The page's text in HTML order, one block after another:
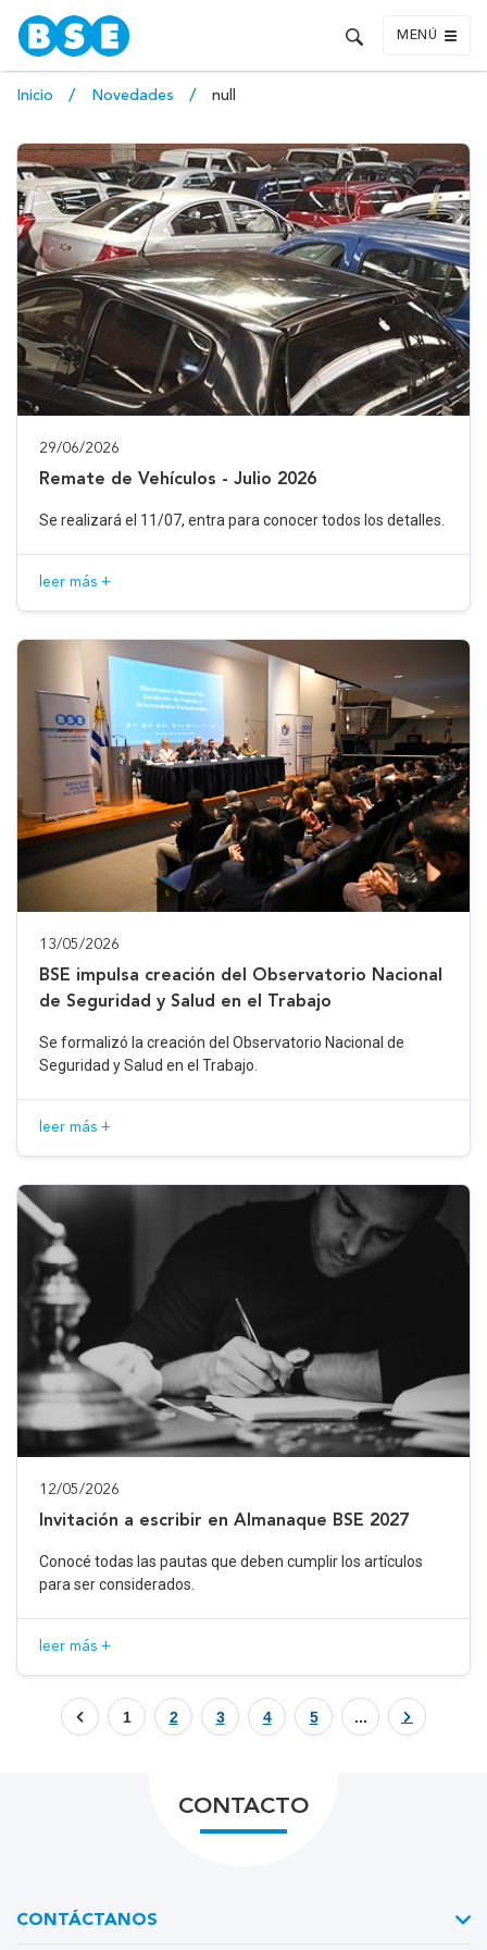
MENÚ
Inicio Novedades null
29/06/2026
Remate de Vehículos - Julio 2026
Se realizará el 11/07, entra para conocer todos los detalles.
leer más +
13/05/2026
BSE impulsa creación del Observatorio Nacional
de Seguridad y Salud en el Trabajo
Se formalizó la creación del Observatorio Nacional de
Seguridad y Salud en el Trabajo.
leer más +
12/05/2026
Invitación a escribir en Almanaque BSE 2027
Conocé todas las pautas que deben cumplir los artículos
para ser considerados.
leer más +
1 2 3 4 5 ...
CONTACTO
CONTÁCTANOS